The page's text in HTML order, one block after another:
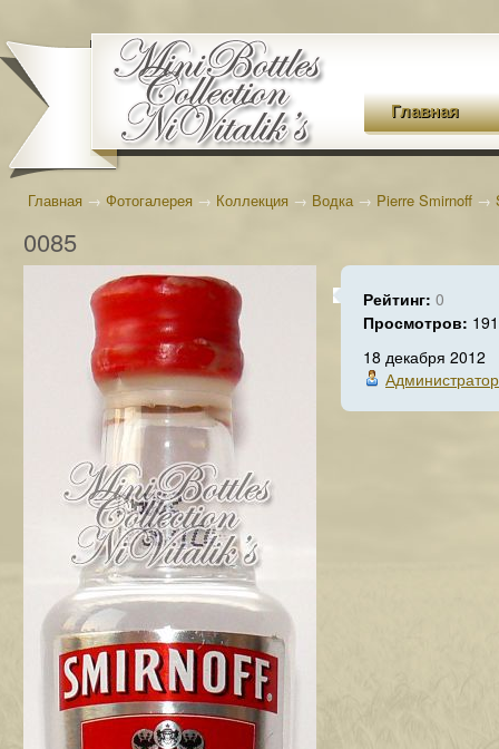
Главная
Главная → Фотогалерея → Коллекция → Водка→ Pierre Smirnoff →
0085
Рейтинг: 0
Просмотров:
18 декабря 2012
Администратор